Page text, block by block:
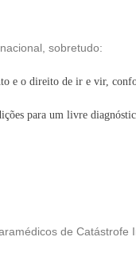
sobretudo:
e o direito de ir e vir,
para um livre
de